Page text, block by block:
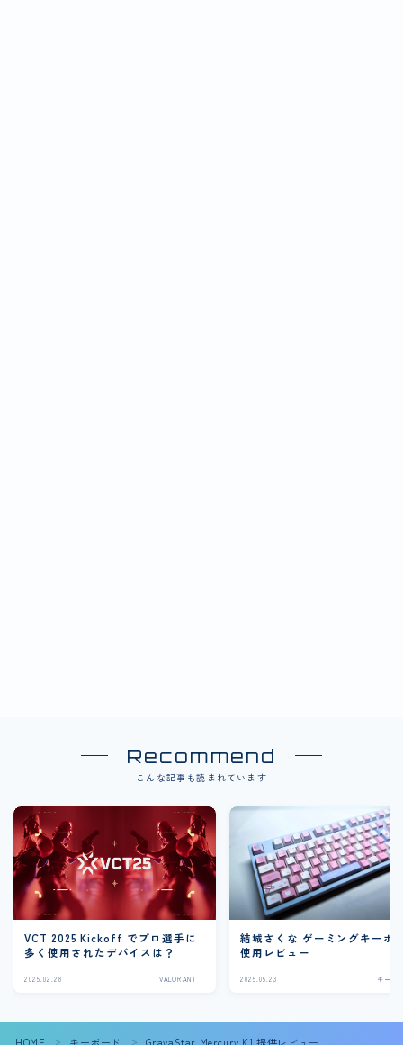
Recommend
こんな記事も読まれています
VCT 2025 Kickoff でプロ選手に
多く使用されたデバイスは？
2025.02.28 VALORANT
結城さくな ゲーミングキーボ
使用レビュー
2025.05.23 キーボ
＞ ＞